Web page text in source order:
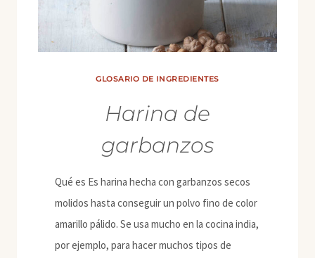
GLOSARIO DE INGREDIENTES
Harina de
garbanzos
Qué es Es harina hecha con garbanzos secos
molidos hasta conseguir un polvo fino de color
amarillo pálido. Se usa mucho en la cocina india,
por ejemplo, para hacer muchos tipos de